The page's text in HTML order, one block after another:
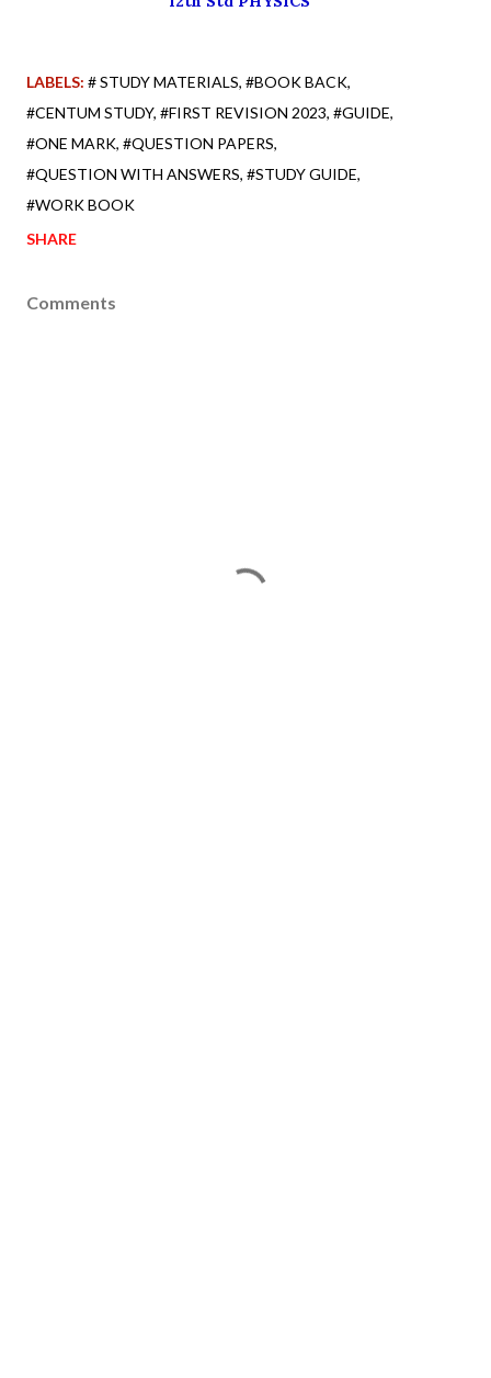
LABELS: # STUDY MATERIALS #BOOK BACK
#CENTUM STUDY #FIRST REVISION 2023 #GUIDE
#ONE MARK #QUESTION PAPERS
#QUESTION WITH ANSWERS #STUDY GUIDE
#WORK BOOK
SHARE
Comments